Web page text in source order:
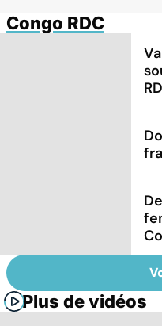
Congo RDC
Plus de vidéos